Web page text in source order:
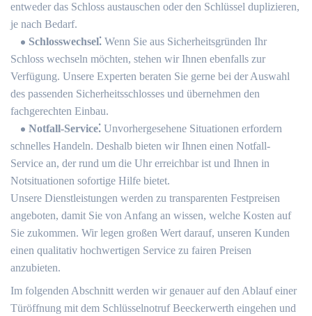
entweder das Schloss austauschen oder den Schlüssel duplizieren,
je nach Bedarf.​
Schlosswechsel⁚ Wenn Sie aus Sicherheitsgründen Ihr
Schloss wechseln möchten, stehen wir Ihnen ebenfalls zur
Verfügung.​ Unsere Experten beraten Sie gerne bei der Auswahl
des passenden Sicherheitsschlosses und übernehmen den
fachgerechten Einbau.​
Notfall-Service⁚ Unvorhergesehene Situationen erfordern
schnelles Handeln. Deshalb bieten wir Ihnen einen Notfall-
Service an, der rund um die Uhr erreichbar ist und Ihnen in
Notsituationen sofortige Hilfe bietet.​
Unsere Dienstleistungen werden zu transparenten Festpreisen
angeboten, damit Sie von Anfang an wissen, welche Kosten auf
Sie zukommen.​ Wir legen großen Wert darauf, unseren Kunden
einen qualitativ hochwertigen Service zu fairen Preisen
anzubieten.​
Im folgenden Abschnitt werden wir genauer auf den Ablauf einer
Türöffnung mit dem Schlüsselnotruf Beeckerwerth eingehen und